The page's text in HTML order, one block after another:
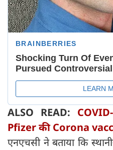
ALSO READ:
Pfizer की Corona
एनएचसी ने बताया कि